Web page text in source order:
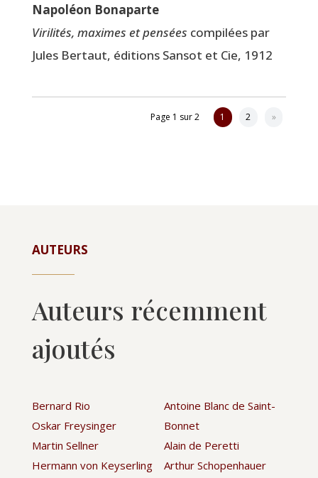
Napo­léon Bonaparte
Viri­li­tés, maximes et pen­sées com­pi­lées par
Jules Ber­taut, édi­tions San­sot et Cie, 1912
Page 1 sur 2 1 2 »
AUTEURS
Auteurs récemment
ajoutés
Bernard Rio
Oskar Freysinger
Martin Sellner
Hermann von Keyserling
Antoine Blanc de Saint-
Bonnet
Alain de Peretti
Arthur Schopenhauer